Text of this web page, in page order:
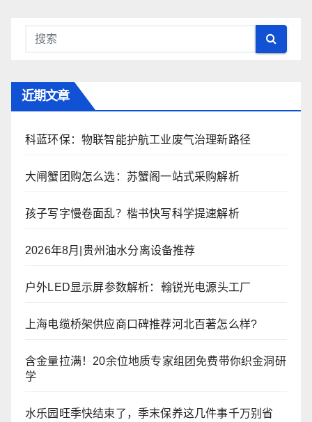
近期文章
科蓝环保：物联智能护航工业废气治理新路径
大闸蟹团购怎么选：苏蟹阁一站式采购解析
孩子写字慢卷面乱？楷书快写科学提速解析
2026年8月|贵州油水分离设备推荐
户外LED显示屏参数解析：翰锐光电源头工厂
上海电缆桥架供应商口碑推荐河北百著怎么样?
含金量拉满！20余位地质专家组团免费带你织金洞研
学
水乐园旺季快结束了，季末保养这几件事千万别省